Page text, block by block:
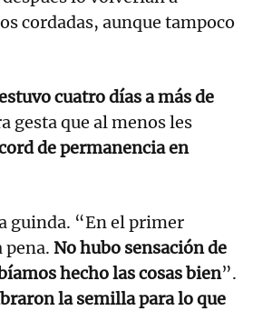
cordadas, aunque tampoco
cuatro días a más de
gesta que al menos les
de permanencia en
guinda. “En el primer
pena. No hubo sensación de
hecho las cosas bien”.
la semilla para lo que